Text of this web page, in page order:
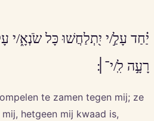
יַ֗חַד עָלַ֣/י יִ֭תְלַחֲשׁוּ כָּל שֹׂנְאָ֑/י
רָעָ֣ה לִֽ/י־׀׃
te zamen tegen mij; ze
hetgeen mij kwaad is,